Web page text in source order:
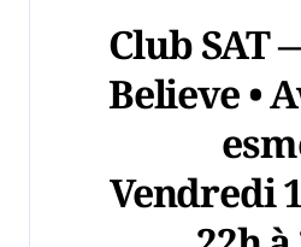
Club SAT
Believe •
Vendredi